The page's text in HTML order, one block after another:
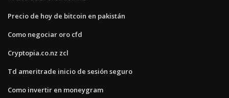
Precio de hoy de bitcoin en pakistán
Como negociar oro cfd
Cryptopia.co.nz zcl
Td ameritrade inicio de sesión seguro
Como invertir en moneygram